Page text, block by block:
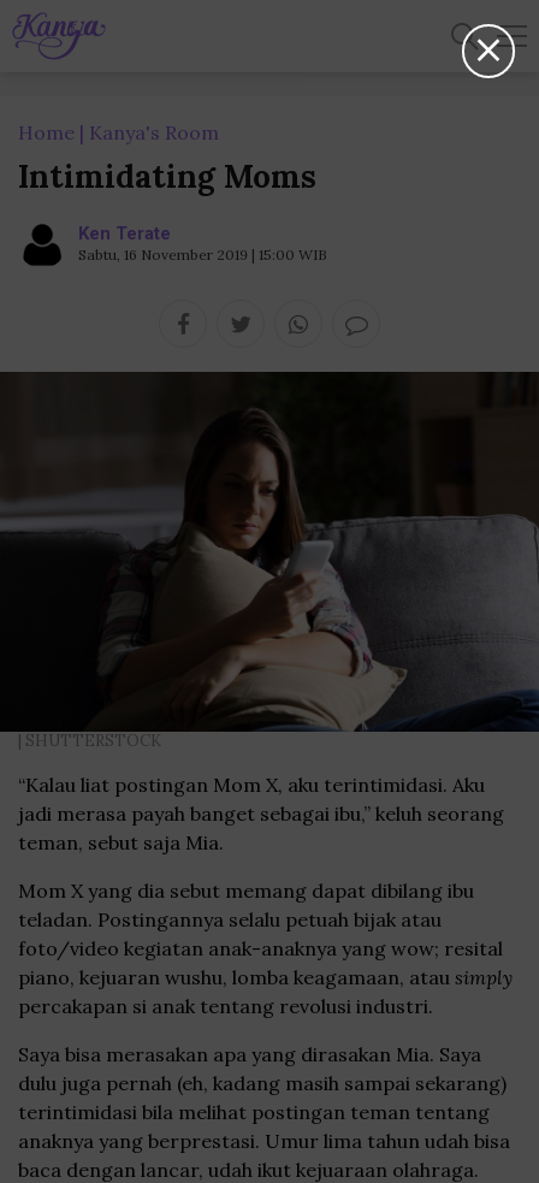
Home Kanya's Room
Intimidating Moms
Ken Terate
Sabtu, 16 November 2019 | 15:00 WIB
| SHUTTERSTOCK
“Kalau liat postingan Mom X, aku terintimidasi. Aku
jadi merasa payah banget sebagai ibu,” keluh seorang
teman, sebut saja Mia.
Mom X yang dia sebut memang dapat dibilang ibu
teladan. Postingannya selalu petuah bijak atau
foto/video kegiatan anak-anaknya yang wow; resital
piano, kejuaran wushu, lomba keagamaan, atau simply
percakapan si anak tentang revolusi industri.
Saya bisa merasakan apa yang dirasakan Mia. Saya
dulu juga pernah (eh, kadang masih sampai sekarang)
terintimidasi bila melihat postingan teman tentang
anaknya yang berprestasi. Umur lima tahun udah bisa
baca dengan lancar, udah ikut kejuaraan olahraga.